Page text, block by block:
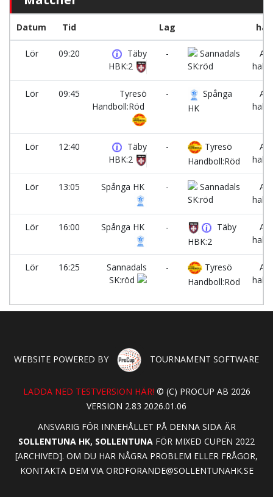
Datum Tid Lag hall
Lör 09:20
Täby
HBK:2
-
Sannadals
SK:röd
A-
Lör 09:45
Tyresö
Handboll:Röd
-
Spånga
HK
A-
Lör 12:40
Täby
HBK:2
-
Tyresö
Handboll:Röd
A-
Lör 13:05 Spånga HK -
Sannadals
SK:röd
A-
Lör 16:00 Spånga HK -
Täby
HBK:2
A-
Lör 16:25
Sannadals
SK:röd
-
Tyresö
Handboll:Röd
A-
WEBSITE POWERED BY TOURNAMENT SOFTWARE
LADDA NED TESTVERSION HÄR! © (C) PROCUP AB 2026
VERSION 2.83 2026.01.06
ANSVARIG FÖR INNEHÅLLET PÅ DENNA SIDA ÄR
SOLLENTUNA HK, SOLLENTUNA FÖR MIXED CUPEN 2022
[ARCHIVED]. OM DU HAR NÅGRA PROBLEM ELLER FRÅGOR,
KONTAKTA DEM VIA ORDFORANDE@SOLLENTUNAHK.SE